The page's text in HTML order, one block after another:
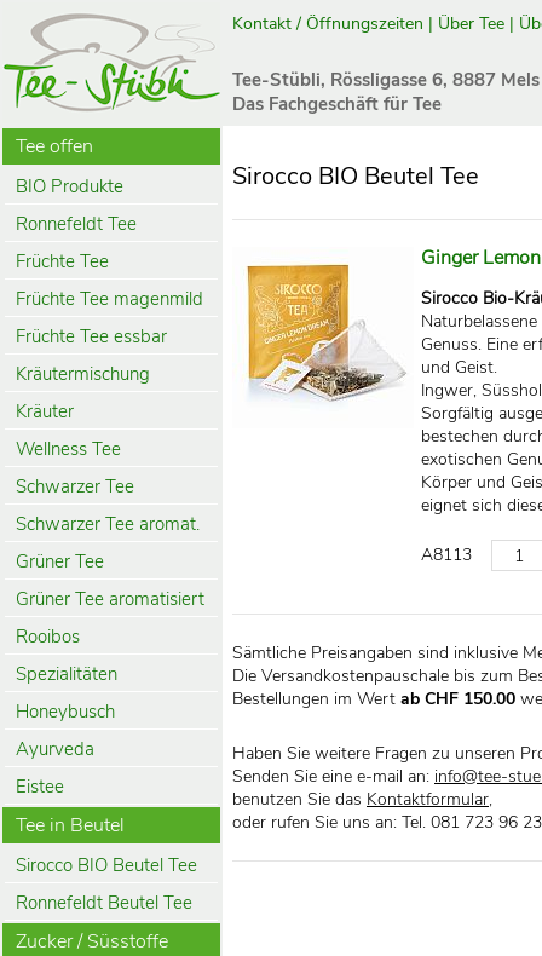
Kontakt / Öffnungszeiten | Über Tee |
Tee-Stübli, Rössligasse 6, 8887 Mels
Das Fachgeschäft für Tee
Tee offen
BIO Produkte
Ronnefeldt Tee
Früchte Tee
Früchte Tee magenmild
Früchte Tee essbar
Kräutermischung
Kräuter
Wellness Tee
Schwarzer Tee
Schwarzer Tee aromat.
Grüner Tee
Grüner Tee aromatisiert
Rooibos
Spezialitäten
Honeybusch
Ayurveda
Eistee
Tee in Beutel
Sirocco BIO Beutel Tee
Ronnefeldt Beutel Tee
Zucker / Süsstoffe
Sirocco BIO Beutel Tee
Ginger
Sirocco Bio-
Genuss. Eine
und Geist.
Ingwer,
Sorgfältig
bestechen
exotischen
Körper und
eignet sich
A8113
Sämtliche Preisangaben sind inklusive
Die Versandkostenpauschale bis zum
Bestellungen im Wert ab CHF 150.00
Haben Sie weitere Fragen zu unseren
Senden Sie eine e-mail an: info@tee-
benutzen Sie das Kontaktformular,
oder rufen Sie uns an: Tel. 081 723 96 23